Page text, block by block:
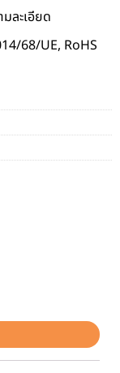
ละเอียด
68/UE, RoHS